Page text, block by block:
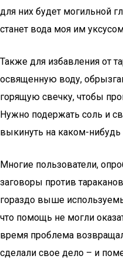
для них будет могильной
станет вода моя им
Также для избавления от
освященную воду,
горящую свечку, чтобы
Нужно подержать соль и
выкинуть на каком-нибудь
Многие пользователи,
заговоры против
гораздо выше
что помощь не могли
время проблема
сделали свое дело – и